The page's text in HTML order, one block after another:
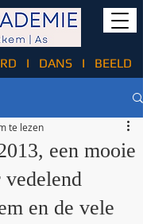
I DANS I BEELD
een mooie
en de vele
te lezen